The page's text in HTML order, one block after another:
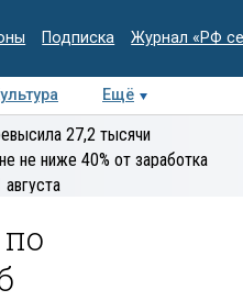
Подписка Журнал «РФ
Ещё
Колумнисты
27,2 тысячи
не ниже 40% от заработка